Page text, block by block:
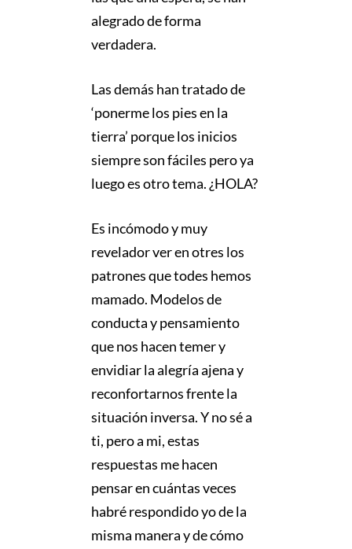
alegrado de forma
verdadera.
Las demás han tratado de
‘ponerme los pies en la
tierra’ porque los inicios
siempre son fáciles pero ya
luego es otro tema. ¿HOLA?
Es incómodo y muy
revelador ver en otres los
patrones que todes hemos
mamado. Modelos de
conducta y pensamiento
que nos hacen temer y
envidiar la alegría ajena y
reconfortarnos frente la
situación inversa. Y no sé a
ti, pero a mi, estas
respuestas me hacen
pensar en cuántas veces
habré respondido yo de la
misma manera y de cómo